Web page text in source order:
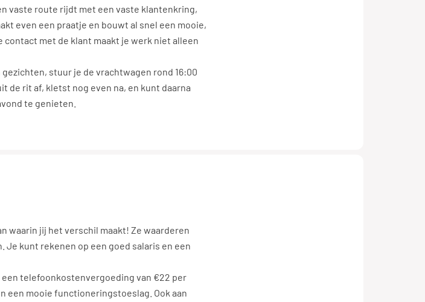
vaste route rijdt met een vaste klantenkring,
even een praatje en bouwt al snel een mooie,
met de klant maakt je werk niet alleen
stuur je de vrachtwagen rond 16:00
de rit af, kletst nog even na, en kunt daarna
te genieten.
waarin jij het verschil maakt! Ze waarderen
Je kunt rekenen op een goed salaris en een
een telefoonkostenvergoeding van €22 per
een mooie functioneringstoeslag. Ook aan